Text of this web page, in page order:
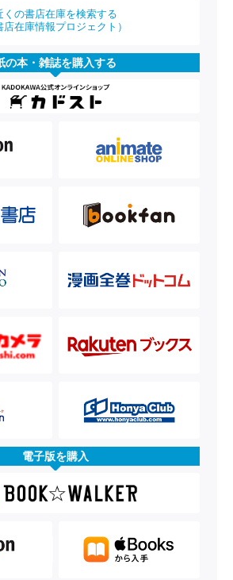
くの書店在庫を検索する
店在庫情報プロジェクト）
の本・雑誌を購入する
電子版を購入